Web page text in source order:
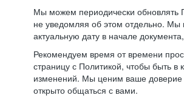
Мы можем периодически обновлять
не уведомляя об этом отдельно. Мы
актуальную дату в начале
Рекомендуем время от времени
страницу с Политикой, чтобы быть в
изменений. Мы ценим ваше доверие
открыто общаться с вами.